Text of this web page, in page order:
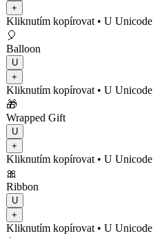
+
Kliknutím kopírovat • U Unicode
🎈
Balloon
U
+
Kliknutím kopírovat • U Unicode
🎁
Wrapped Gift
U
+
Kliknutím kopírovat • U Unicode
🎀
Ribbon
U
+
Kliknutím kopírovat • U Unicode